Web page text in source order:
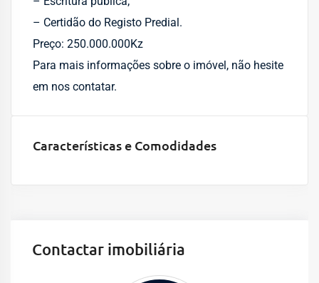
– ⁠Certidão do Registo Predial.
Preço: 250.000.000Kz
Para mais informações sobre o imóvel, não hesite
em nos contatar.
Características e Comodidades
Contactar imobiliária